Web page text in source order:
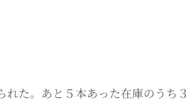
あと５本あった在庫のうち